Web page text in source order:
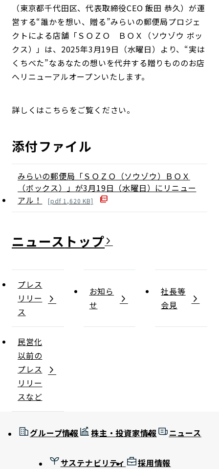
（東京都千代田区、代表取締役CEO 飯田 恭久）が運
営する“誰かを想い、贈る”みらいの郵便局プロジェ
クトによる店舗「ＳＯＺＯ ＢＯＸ（ソウゾウ ボッ
クス）」は、2025年3月19日（水曜日）より、“実は
くちべた”なあなたの想いを代弁する贈りもののお店
へリニューアルオープンいたします。
詳しくはこちらをご覧ください。
添付ファイル
みらいの郵便局「ＳＯＺＯ（ソウゾウ）ＢＯＸ
（ボックス）」が3月19日（水曜日）にリニュー
アル！
[pdf 1,620 KB]
ニュース
プレス
リリー
ス
お知ら
せ
社長等
会見
民営化
以前の
プレス
リリー
スなど
グループ情報 株主・投資家情報 ニュース
サステナビリティ 採用情報